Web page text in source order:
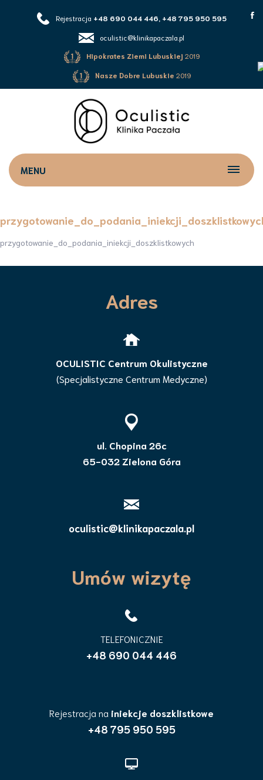
Rejestracja +48 690 044 446, +48 795 950 595
oculistic@klinikapaczala.pl
Hipokrates Ziemi Lubuskiej 2019
Nasze Dobre Lubuskie 2019
MENU
przygotowanie_do_podania_iniekcji_doszklistkowych
Adres
OCULISTIC Centrum Okulistyczne
(Specjalistyczne Centrum Medyczne)
ul. Chopina 26c
65-032 Zielona Góra
oculistic@klinikapaczala.pl
Umów wizytę
TELEFONICZNIE
+48 690 044 446
Rejestracja na iniekcje doszklistkowe
+48 795 950 595